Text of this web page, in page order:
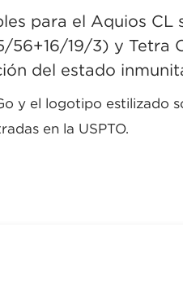
para el Aquios CL
19/3) y Tetra
del estado
y el logotipo estilizado
en la USPTO.